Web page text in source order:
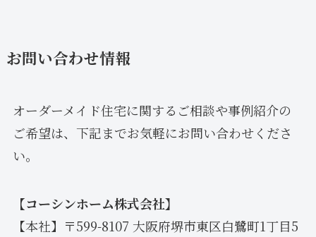
お問い合わせ情報
オーダーメイド住宅に関するご相談や事例紹介の
ご希望は、下記までお気軽にお問い合わせくださ
い。
【コーシンホーム株式会社】
【本社】〒599-8107 大阪府堺市東区白鷺町1丁目5